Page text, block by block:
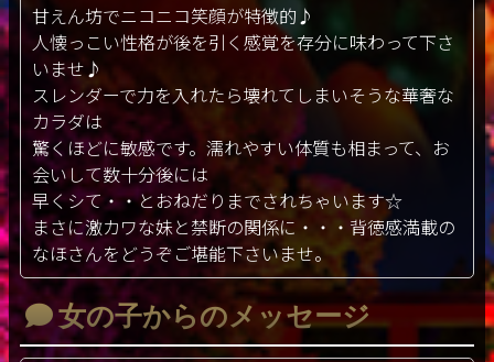
甘えん坊でニコニコ笑顔が特徴的♪
人懐っこい性格が後を引く感覚を存分に味わって下さ
いませ♪
スレンダーで力を入れたら壊れてしまいそうな華奢な
カラダは
驚くほどに敏感です。濡れやすい体質も相まって、お
会いして数十分後には
早くシて・・とおねだりまでされちゃいます☆
まさに激カワな妹と禁断の関係に・・・背徳感満載の
なほさんをどうぞご堪能下さいませ。
女の子からのメッセージ